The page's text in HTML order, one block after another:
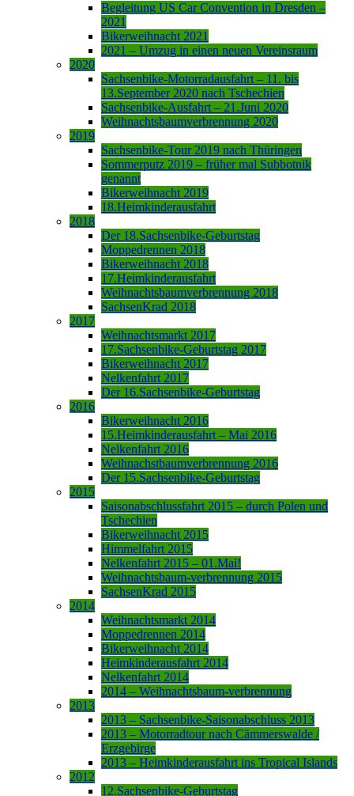
Begleitung US Car Convention in Dresden –
2021
Bikerweihnacht 2021
2021 – Umzug in einen neuen Vereinsraum
2020
Sachsenbike-Motorradausfahrt – 11. bis
13.September 2020 nach Tschechien
Sachsenbike-Ausfahrt – 21.Juni 2020
Weihnachtsbaumverbrennung 2020
2019
Sachsenbike-Tour 2019 nach Thüringen
Sommerputz 2019 – früher mal Subbotnik
genannt
Bikerweihnacht 2019
18.Heimkinderausfahrt
2018
Der 18.Sachsenbike-Geburtstag
Moppedrennen 2018
Bikerweihnacht 2018
17.Heimkinderausfahrt
Weihnachtsbaumverbrennung 2018
SachsenKrad 2018
2017
Weihnachtsmarkt 2017
17.Sachsenbike-Geburtstag 2017
Bikerweihnacht 2017
Nelkenfahrt 2017
Der 16.Sachsenbike-Geburtstag
2016
Bikerweihnacht 2016
15.Heimkinderausfahrt – Mai 2016
Nelkenfahrt 2016
Weihnachstbaumverbrennung 2016
Der 15.Sachsenbike-Geburtstag
2015
Saisonabschlussfahrt 2015 – durch Polen und
Tschechien
Bikerweihnacht 2015
Himmelfahrt 2015
Nelkenfahrt 2015 – 01.Mai!
Weihnachtsbaum-verbrennung 2015
SachsenKrad 2015
2014
Weihnachtsmarkt 2014
Moppedrennen 2014
Bikerweihnacht 2014
Heimkinderausfahrt 2014
Nelkenfahrt 2014
2014 – Weihnachtsbaum-verbrennung
2013
2013 – Sachsenbike-Saisonabschluss 2013
2013 – Motorradtour nach Cämmerswalde /
Erzgebirge
2013 – Heimkinderausfahrt ins Tropical Islands
2012
12.Sachsenbike-Geburtstag